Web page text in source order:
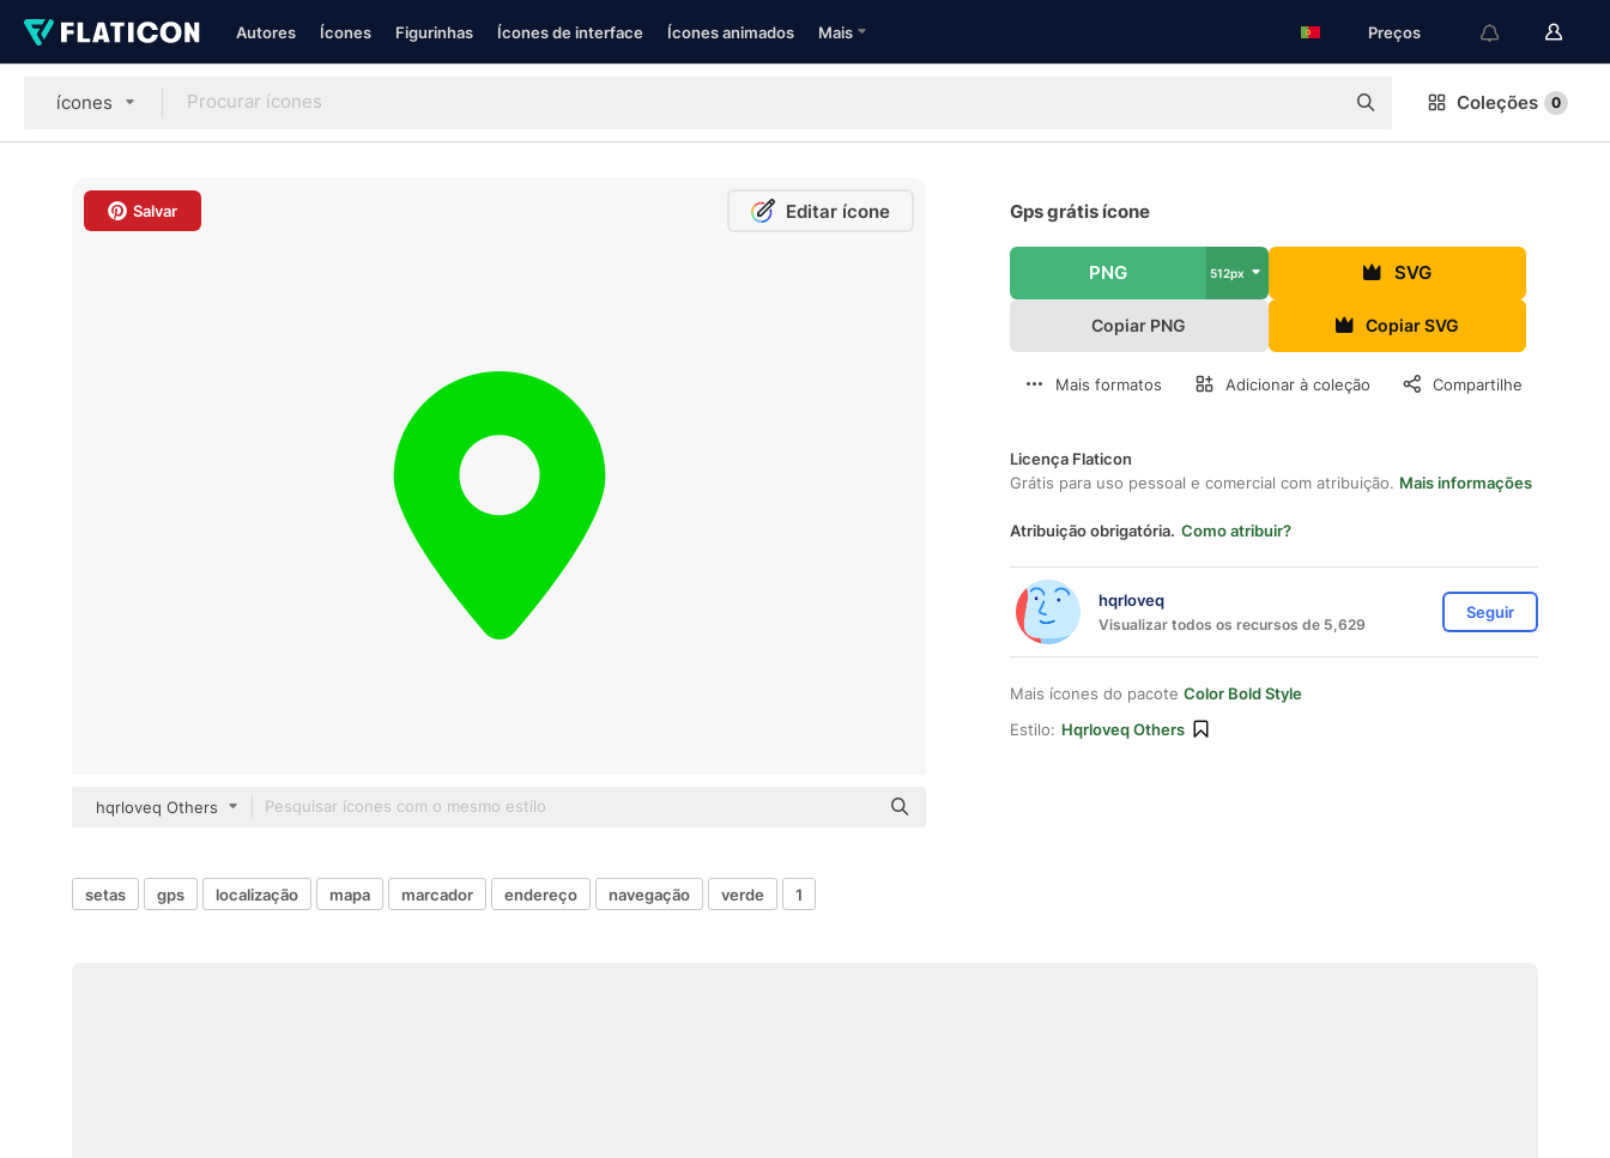
Autores Ícones Figurinhas Ícones de interface Ícones animados Mais Preços
ícones Coleções 0
Salvar Editar ícone
hqrloveq Others
Gps grátis ícone
PNG 512px SVG
Copiar PNG Copiar SVG
Mais formatos Adicionar à coleção Compartilhe
Licença Flaticon
Grátis para uso pessoal e comercial com atribuição. Mais informações
Atribuição obrigatória. Como atribuir?
hqrloveq
Visualizar todos os recursos de 5,629
Seguir
Mais ícones do pacote Color Bold Style
Estilo: Hqrloveq Others
setas gps localização mapa marcador endereço navegação verde 1